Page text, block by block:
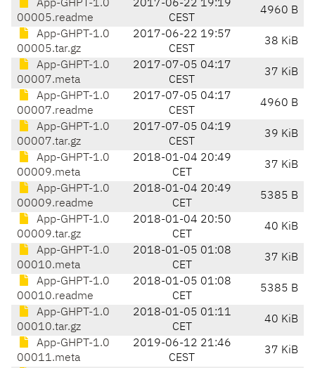
App-GHPT-1.0
00005.readme
2017-06-22 19:19
CEST
4960 B
App-GHPT-1.0
00005.tar.gz
2017-06-22 19:57
CEST
38 KiB
App-GHPT-1.0
00007.meta
2017-07-05 04:17
CEST
37 KiB
App-GHPT-1.0
00007.readme
2017-07-05 04:17
CEST
4960 B
App-GHPT-1.0
00007.tar.gz
2017-07-05 04:19
CEST
39 KiB
App-GHPT-1.0
00009.meta
2018-01-04 20:49
CET
37 KiB
App-GHPT-1.0
00009.readme
2018-01-04 20:49
CET
5385 B
App-GHPT-1.0
00009.tar.gz
2018-01-04 20:50
CET
40 KiB
App-GHPT-1.0
00010.meta
2018-01-05 01:08
CET
37 KiB
App-GHPT-1.0
00010.readme
2018-01-05 01:08
CET
5385 B
App-GHPT-1.0
00010.tar.gz
2018-01-05 01:11
CET
40 KiB
App-GHPT-1.0
00011.meta
2019-06-12 21:46
CEST
37 KiB